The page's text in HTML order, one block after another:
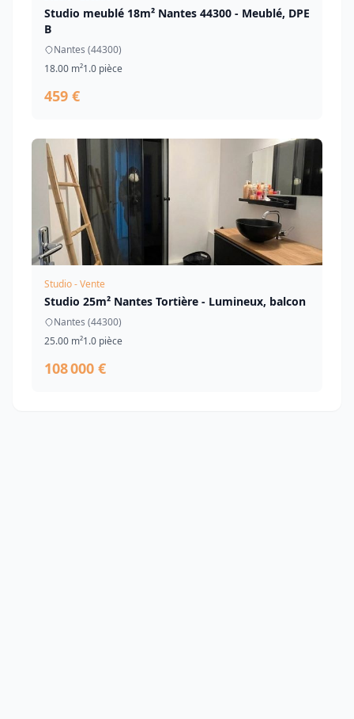
Studio meublé 18m² Nantes 44300 - Meublé, DPE
B
Nantes (44300)
18.00 m²1.0 pièce
459 €
Studio - Vente
Studio 25m² Nantes Tortière - Lumineux, balcon
Nantes (44300)
25.00 m²1.0 pièce
108 000 €